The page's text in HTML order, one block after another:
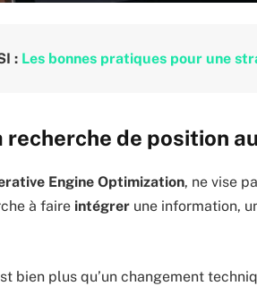
: Les bonnes pratiques pour une
recherche de position
Engine Optimization, ne vise
à faire intégrer une information,
bien plus qu’un changement